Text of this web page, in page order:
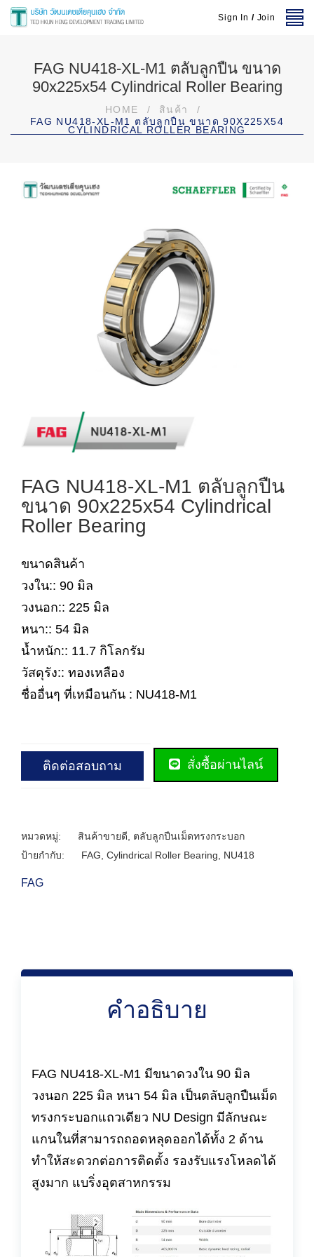
Sign In / Join
FAG NU418-XL-M1 ตลับลูกปืน ขนาด
90x225x54 Cylindrical Roller Bearing
HOME / สินค้า
/
FAG NU418-XL-M1 ตลับลูกปืน ขนาด 90X225X54
CYLINDRICAL ROLLER BEARING
FAG NU418-XL-M1 ตลับลูกปืน
ขนาด 90x225x54 Cylindrical
Roller Bearing
ขนาดสินค้า
วงใน:: 90 มิล
วงนอก:: 225 มิล
หนา:: 54 มิล
น้ำหนัก:: 11.7 กิโลกรัม
วัสดุรัง:: ทองเหลือง
ชื่ออื่นๆ ที่เหมือนกัน : NU418-M1
ติดต่อสอบถาม สั่งซื้อผ่านไลน์
หมวดหมู่: สินค้าขายดี
ตลับลูกปืนเม็ดทรงกระบอก
ป้ายกำกับ:
FAG Cylindrical Roller Bearing NU418
FAG
คำอธิบาย
FAG NU418-XL-M1 มีขนาดวงใน 90 มิล
วงนอก 225 มิล หนา 54 มิล เป็นตลับลูกปืนเม็ด
ทรงกระบอกแถวเดียว NU Design มีลักษณะ
แกนในที่สามารถถอดหลุดออกได้ทั้ง 2 ด้าน
ทำให้สะดวกต่อการติดตั้ง รองรับแรงโหลดได้
สูงมาก แบริ่งอุตสาหกรรม